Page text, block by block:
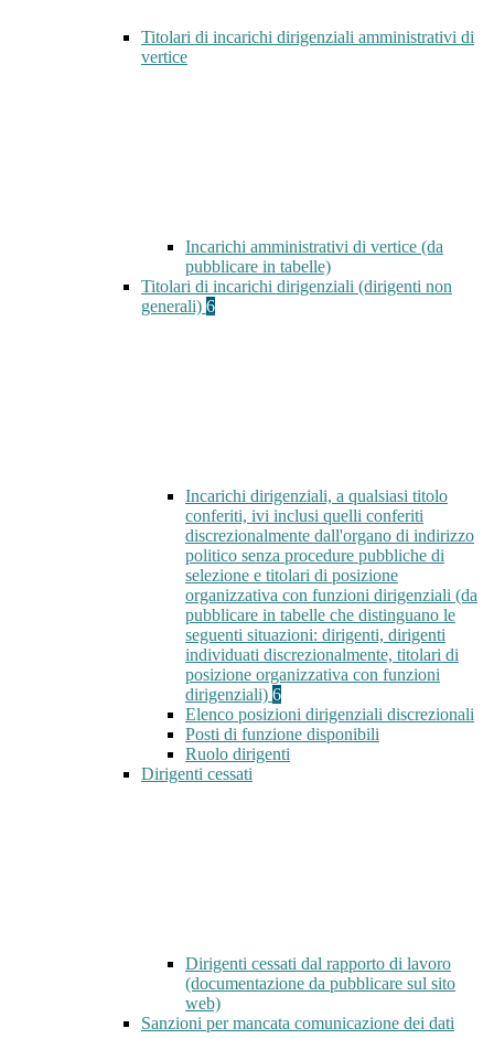
Titolari di incarichi dirigenziali amministrativi di
vertice
Incarichi amministrativi di vertice (da
pubblicare in tabelle)
Titolari di incarichi dirigenziali (dirigenti non
generali) 6
Incarichi dirigenziali, a qualsiasi titolo
conferiti, ivi inclusi quelli conferiti
discrezionalmente dall'organo di indirizzo
politico senza procedure pubbliche di
selezione e titolari di posizione
organizzativa con funzioni dirigenziali (da
pubblicare in tabelle che distinguano le
seguenti situazioni: dirigenti, dirigenti
individuati discrezionalmente, titolari di
posizione organizzativa con funzioni
dirigenziali) 6
Elenco posizioni dirigenziali discrezionali
Posti di funzione disponibili
Ruolo dirigenti
Dirigenti cessati
Dirigenti cessati dal rapporto di lavoro
(documentazione da pubblicare sul sito
web)
Sanzioni per mancata comunicazione dei dati